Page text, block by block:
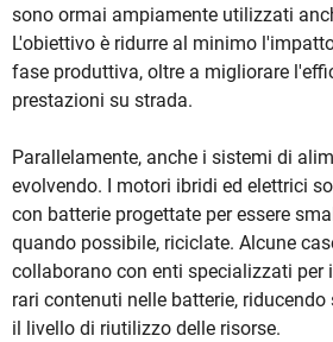
sono ormai ampiamente utilizzati
L'obiettivo è ridurre al minimo
fase produttiva, oltre a migliorare
prestazioni su strada.
Parallelamente, anche i sistemi di
evolvendo. I motori ibridi ed elettrici
con batterie progettate per essere
quando possibile, riciclate. Alcune
collaborano con enti specializzati per
rari contenuti nelle batterie,
il livello di riutilizzo delle risorse.